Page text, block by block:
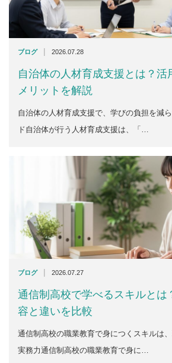
ブログ | 2026.07.28
自治体の人材育成支援とは？活
メリットを解説
自治体の人材育成支援で、学びの負担を減
ド自治体が行う人材育成支援は、「…
ブログ | 2026.07.27
通信制高校で学べるスキルとは
容と違いを比較
通信制高校の職業教育で身につくスキルは
実務力通信制高校の職業教育で身に…